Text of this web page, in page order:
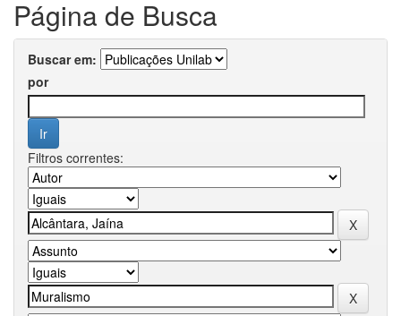
Página de Busca
Buscar em:
por
Filtros correntes: